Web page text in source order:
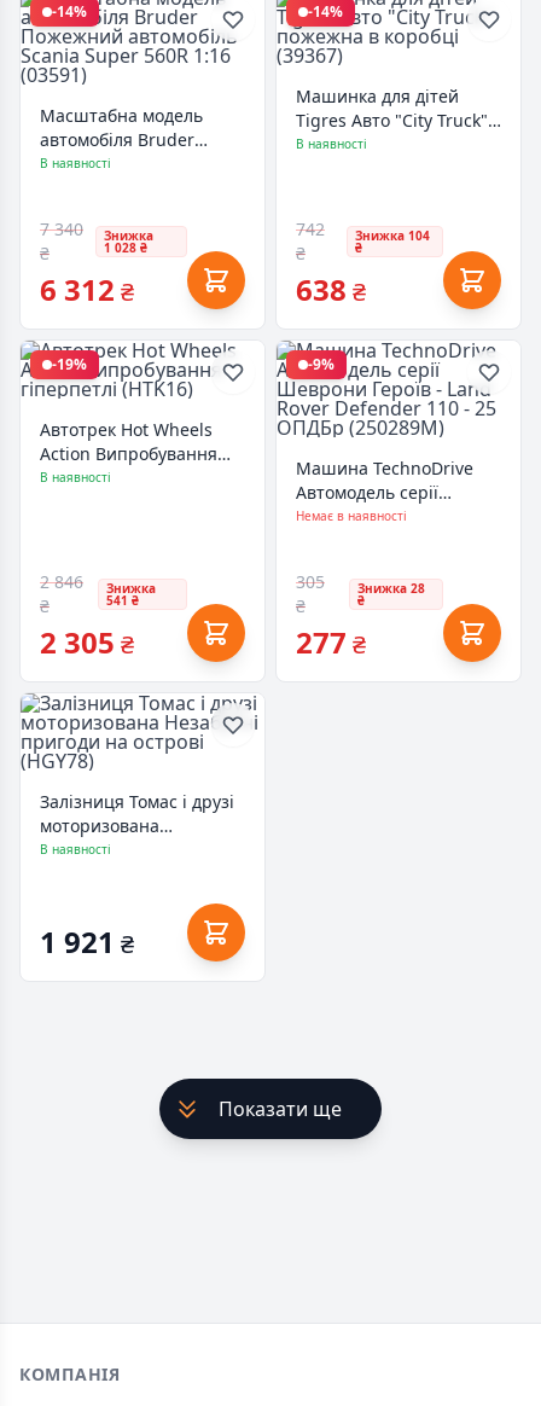
-14%
Масштабна модель
автомобіля Bruder
Пожежний автомобіль
В наявності
7 340
₴
Знижка
1 028 ₴
6 312 ₴
-14%
Машинка для дітей
Tigres Авто "City Truck"
пожежна в коробці
В наявності
742
₴
Знижка 104
₴
638 ₴
-19%
Автотрек Hot Wheels
Action Випробування
гіперпетлі (HTK16)
В наявності
2 846
₴
Знижка
541 ₴
2 305 ₴
-9%
Машина TechnoDrive
Автомодель серії
Шеврони Героїв - Land
Немає в наявності
305
₴
Знижка 28
₴
277 ₴
Залізниця Томас і друзі
моторизована
Незабутні пригоди на
В наявності
1 921 ₴
Показати ще
Footer
КОМПАНІЯ